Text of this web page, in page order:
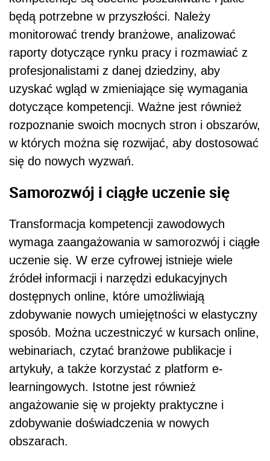
będą potrzebne w przyszłości. Należy
monitorować trendy branżowe, analizować
raporty dotyczące rynku pracy i rozmawiać z
profesjonalistami z danej dziedziny, aby
uzyskać wgląd w zmieniające się wymagania
dotyczące kompetencji. Ważne jest również
rozpoznanie swoich mocnych stron i obszarów,
w których można się rozwijać, aby dostosować
się do nowych wyzwań.
Samorozwój i ciągłe uczenie się
Transformacja kompetencji zawodowych
wymaga zaangażowania w samorozwój i ciągłe
uczenie się. W erze cyfrowej istnieje wiele
źródeł informacji i narzędzi edukacyjnych
dostępnych online, które umożliwiają
zdobywanie nowych umiejętności w elastyczny
sposób. Można uczestniczyć w kursach online,
webinariach, czytać branżowe publikacje i
artykuły, a także korzystać z platform e-
learningowych. Istotne jest również
angażowanie się w projekty praktyczne i
zdobywanie doświadczenia w nowych
obszarach.